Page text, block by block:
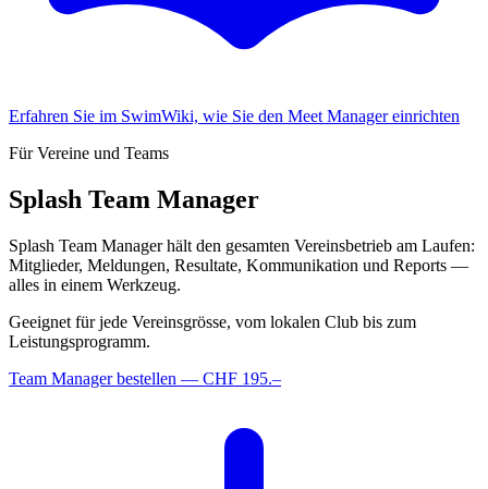
Erfahren Sie im SwimWiki, wie Sie den Meet Manager einrichten
Für Vereine und Teams
Splash Team Manager
Splash Team Manager hält den gesamten Vereinsbetrieb am Laufen:
Mitglieder, Meldungen, Resultate, Kommunikation und Reports —
alles in einem Werkzeug.
Geeignet für jede Vereinsgrösse, vom lokalen Club bis zum
Leistungsprogramm.
Team Manager bestellen — CHF 195.–